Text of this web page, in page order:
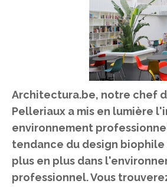
Architectura.be, notre chef
Pelleriaux a mis en lumière
environnement
tendance du design
plus en plus dans
professionnel. Vous